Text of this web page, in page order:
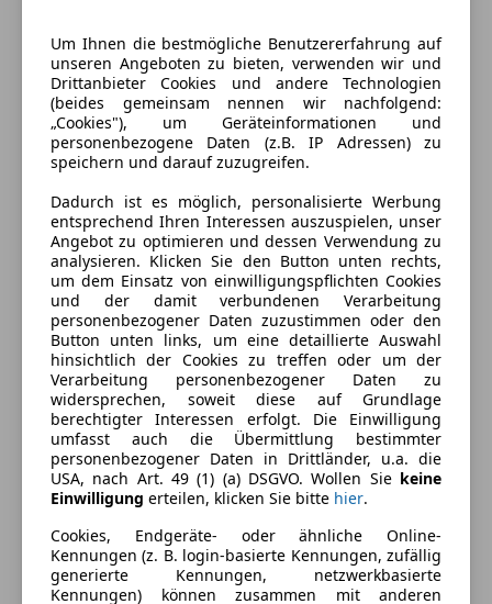
Energieverbrauch
Kraftstoff
Benzin
Kraftstoffverbrauch
13,20l/100 km (komb.)
CO₂-Emissionen
304 g/km (komb.)
Um Ihnen die bestmögliche Benutzererfahrung auf
unseren Angeboten zu bieten, verwenden wir und
Drittanbieter Cookies und andere Technologien
(beides gemeinsam nennen wir nachfolgend:
„Cookies"), um Geräteinformationen und
personenbezogene Daten (z.B. IP Adressen) zu
speichern und darauf zuzugreifen.
Dadurch ist es möglich, personalisierte Werbung
entsprechend Ihren Interessen auszuspielen, unser
Angebot zu optimieren und dessen Verwendung zu
analysieren. Klicken Sie den Button unten rechts,
um dem Einsatz von einwilligungspflichten Cookies
und der damit verbundenen Verarbeitung
personenbezogener Daten zuzustimmen oder den
Button unten links, um eine detaillierte Auswahl
hinsichtlich der Cookies zu treffen oder um der
Verarbeitung personenbezogener Daten zu
widersprechen, soweit diese auf Grundlage
berechtigter Interessen erfolgt. Die Einwilligung
umfasst auch die Übermittlung bestimmter
personenbezogener Daten in Drittländer, u.a. die
USA, nach Art. 49 (1) (a) DSGVO. Wollen Sie keine
Einwilligung erteilen, klicken Sie bitte hier.
Cookies, Endgeräte- oder ähnliche Online-
Kennungen (z. B. login-basierte Kennungen, zufällig
generierte Kennungen, netzwerkbasierte
Kennungen) können zusammen mit anderen